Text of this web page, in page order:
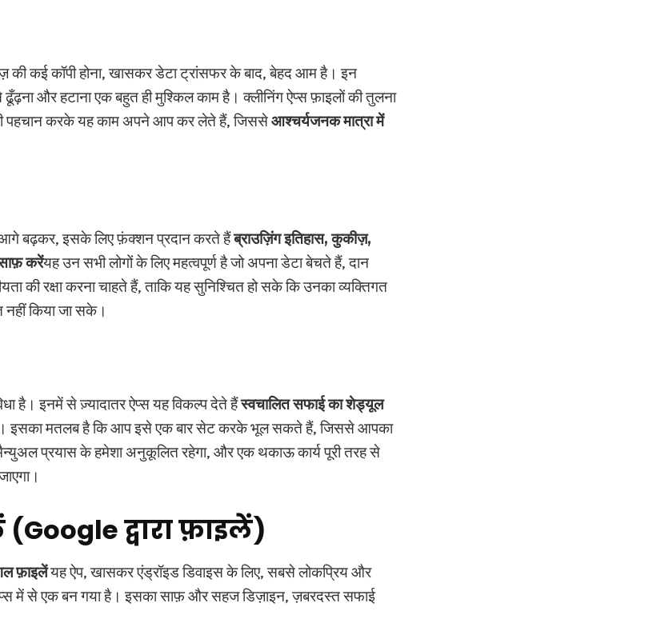
की कई कॉपी होना, खासकर डेटा ट्रांसफर के बाद, बेहद आम है। इन
और हटाना एक बहुत ही मुश्किल काम है। क्लीनिंग ऐप्स फ़ाइलों की तुलना
पहचान करके यह काम अपने आप कर लेते हैं, जिससेआश्चर्यजनक मात्रा में
आगे बढ़कर, इसके लिए फ़ंक्शन प्रदान करते हैंब्राउज़िंग इतिहास, कुकीज़,
करेंयह उन सभी लोगों के लिए महत्वपूर्ण है जो अपना डेटा बेचते हैं, दान
की रक्षा करना चाहते हैं, ताकि यह सुनिश्चित हो सके कि उनका व्यक्तिगत
नहीं किया जा सके।
है। इनमें से ज़्यादातर ऐप्स यह विकल्प देते हैंस्वचालित सफाई का शेड्यूल
इसका मतलब है कि आप इसे एक बार सेट करके भूल सकते हैं, जिससे आपका
मैन्युअल प्रयास के हमेशा अनुकूलित रहेगा, और एक थकाऊ कार्य पूरी तरह से
द्वारा फ़ाइलें)
फ़ाइलेंयह ऐप, खासकर एंड्रॉइड डिवाइस के लिए, सबसे लोकप्रिय और
में से एक बन गया है। इसका साफ़ और सहज डिज़ाइन, ज़बरदस्त सफाई